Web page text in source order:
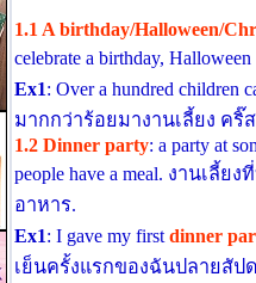
1.1 A birthday/Halloween/
celebrate a birthday,
Ex1: Over a hundred children
มากกว่าร้อยมางานเลี้ยง คริ๊
1.2 Dinner party: a party at
people have a meal. งานเลี้
อาหาร.
Ex1: I gave my firstdinner
เย็นครั้งแรกของฉันปลายสัป